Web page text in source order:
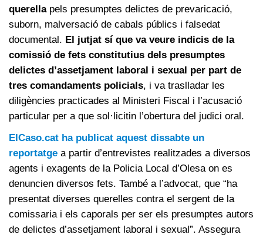
querellapels presumptes delictes de prevaricació,
suborn, malversació de cabals públics i falsedat
documental. El jutjat sí que va veure indicis de la
comissió de fets constitutius dels presumptes
delictes d’assetjament laboral i sexual per part de
tres comandaments policials, i va traslladar les
diligències practicades al Ministeri Fiscal i l’acusació
particular per a que sol·licitin l’obertura del judici oral.
ElCaso.cat ha publicat aquest dissabte un
reportatge a partir d’entrevistes realitzades a diversos
agents i exagents de la Policia Local d’Olesa on es
denuncien diversos fets. També a l’advocat, que “ha
presentat diverses querelles contra el sergent de la
comissaria i els caporals per ser els presumptes autors
de delictes d’assetjament laboral i sexual”. Assegura